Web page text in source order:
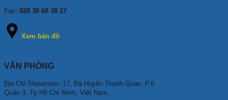
Fax: 028 38 68 38 27
Xem bản đồ
VĂN PHÒNG
Địa Chỉ Showroom: 17, Bà Huyện Thanh Quan, P.6
Quận 3, Tp.Hồ Chí Minh, Việt Nam.